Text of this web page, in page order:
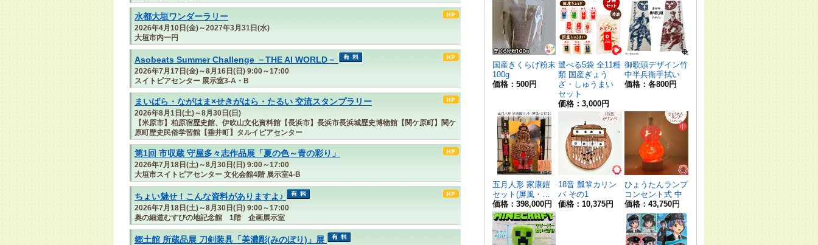
水都大垣ワンダーラリー
2026年4月10日(金)～2027年3月31日(水)
大垣市内一円
Asobeats Summer Challenge －THE AI WORLD－
2026年7月17日(金)～8月16日(日) 9:00～17:00
スイトピアセンター 展示室3-A・B
まいばら・ながはま×せきがはら・たるい 交流スタンプラリー
2026年8月1日(土)～8月30日(日)
【米原市】柏原宿歴史館、伊吹山文化資料館【長浜市】長浜市長浜城歴史博物館【関ケ原町】関ケ
原町歴史民俗学習館【垂井町】タルイピアセンター
第1回 市収蔵 守屋多々志作品展「夏の色～青の彩り」
2026年7月18日(土)～8月30日(日) 9:00～17:00
大垣市スイトピアセンター 文化会館4階 展示室4-B
ちょい魅せ！こんな資料がありますよ♪
2026年7月18日(土)～8月30日(日) 9:00～17:00
奥の細道むすびの地記念館 1階 企画展示室
郷土館 所蔵品展 刀剣装具「美濃彫(みのぼり)」展